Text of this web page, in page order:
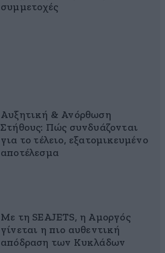
συμμετοχές
Αυξητική & Ανόρθωση
Στήθους: Πώς συνδυάζονται
για το τέλειο, εξατομικευμένο
αποτέλεσμα
Με τη SEAJETS, η Αμοργός
γίνεται η πιο αυθεντική
απόδραση των Κυκλάδων